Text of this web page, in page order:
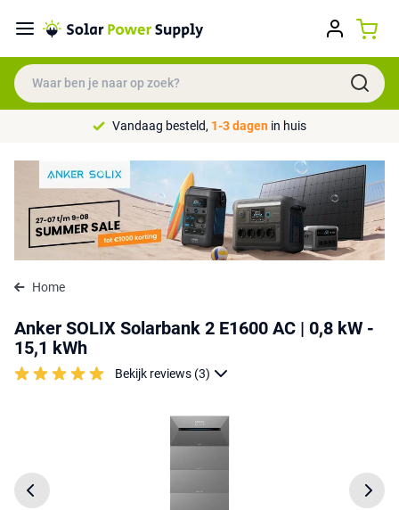
Vandaag besteld, 1-3 dagen in huis
Home
Anker SOLIX Solarbank 2 E1600 AC | 0,8 kW -
15,1 kWh
Bekijk reviews (3)